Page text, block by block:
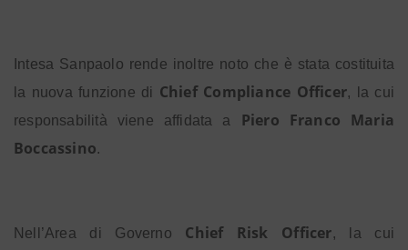
Intesa Sanpaolo rende inoltre noto che è stata costituita
la nuova funzione di Chief Compliance Officer, la cui
responsabilità viene affidata a Piero Franco Maria
Boccassino.
Nell’Area di Governo Chief Risk Officer, la cui